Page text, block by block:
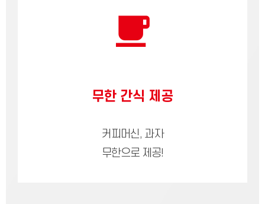
무한 간식 제공
커피머신, 과자
무한으로 제공!